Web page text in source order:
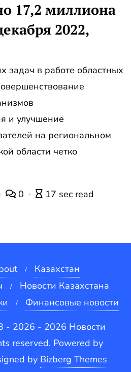
17,2 миллиона
2022,
в работе областных
и улучшение
на региональном
области четко
0 17 sec read
Казахстан
Новости Казахстана
Финансовые новости
- 2026 - 2026 Новости
reserved. Powered by
by Bizberg Themes